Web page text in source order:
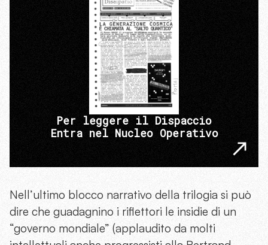
Per leggere il Dispaccio
Entra nel Nucleo Operativo
Nell’ultimo blocco narrativo della trilogia si può
dire che guadagnino i riflettori le insidie di un
“governo mondiale” (applaudito da molti